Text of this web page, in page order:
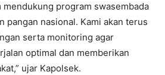
mendukung program swasembada
pangan nasional. Kami akan terus
serta monitoring agar
optimal dan memberikan
ujar Kapolsek.